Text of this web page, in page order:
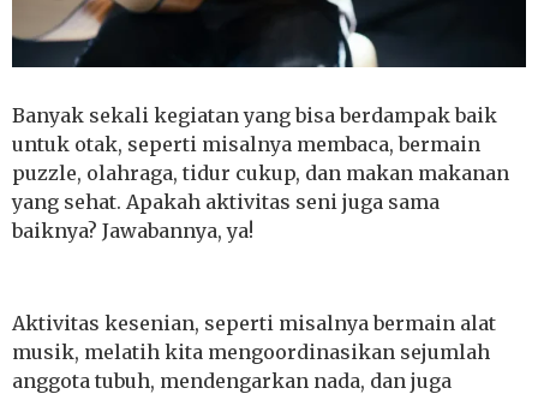
Banyak sekali kegiatan yang bisa berdampak baik
untuk otak, seperti misalnya membaca, bermain
puzzle, olahraga, tidur cukup, dan makan makanan
yang sehat. Apakah aktivitas seni juga sama
baiknya? Jawabannya, ya!
Aktivitas kesenian, seperti misalnya bermain alat
musik, melatih kita mengoordinasikan sejumlah
anggota tubuh, mendengarkan nada, dan juga